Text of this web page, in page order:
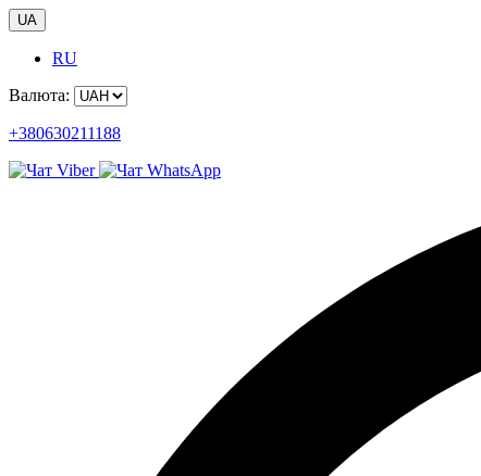
UA
RU
Валюта:
+380630211188